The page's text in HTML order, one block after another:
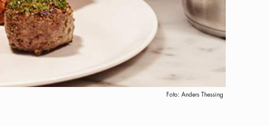
Foto: Anders Thessing